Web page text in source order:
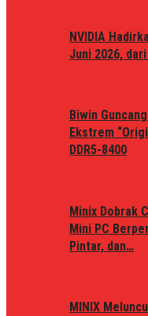
NVIDIA
Juni 2026,
Biwin
Ekstrem
DDR5-8400
Minix Dobrak
Mini PC
Pintar, dan…
MINIX